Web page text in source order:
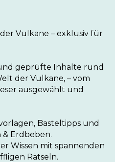
Vulkane – exklusiv für
geprüfte Inhalte rund
der Vulkane, – vom
ausgewählt und
Basteltipps und
& Erdbeben.
Wissen mit spannenden
Rätseln.